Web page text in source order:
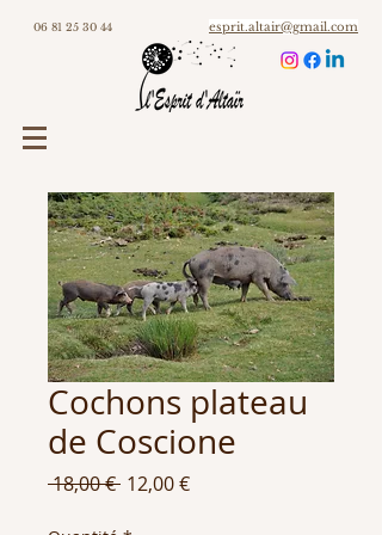
06 81 25 30 44 esprit.altair@gmail.com
Cochons plateau
de Coscione
18,00 € Prix
12,00 €Prix